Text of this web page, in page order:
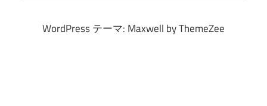
WordPress テーマ: Maxwell by ThemeZee